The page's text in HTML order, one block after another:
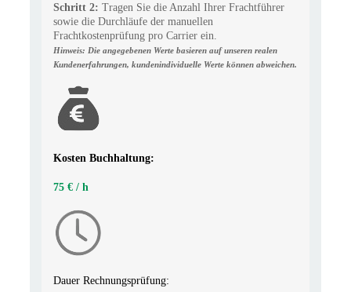
Schritt 2: Tragen Sie die Anzahl Ihrer Frachtführer
sowie die Durchläufe der manuellen
Frachtkostenprüfung pro Carrier ein.
Hinweis: Die angegebenen Werte basieren auf unseren realen
Kundenerfahrungen, kundenindividuelle Werte können abweichen.
Kosten Buchhaltung:
75 € / h
Dauer Rechnungsprüfung: